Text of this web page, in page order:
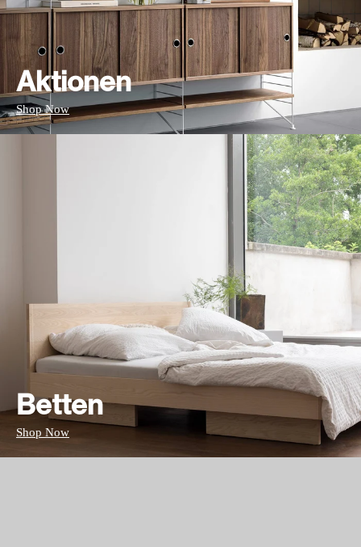
Aktionen
Shop Now
Betten
Shop Now